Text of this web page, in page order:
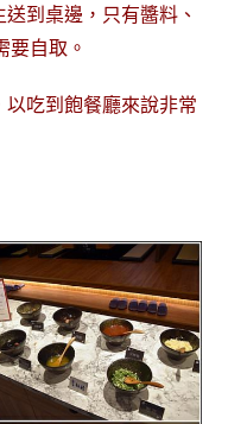
到桌邊，只有醬料、
要自取。
吃到飽餐廳來說非常